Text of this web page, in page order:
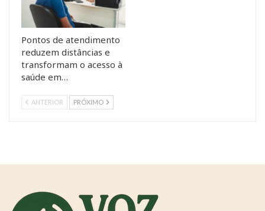
Pontos de atendimento
reduzem distâncias e
transformam o acesso à
saúde em…
ANTERIOR PRÓXIMO